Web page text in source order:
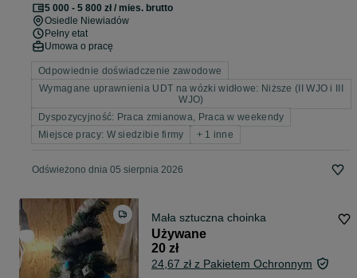
5 000 - 5 800 zł / mies. brutto
Osiedle Niewiadów
Pełny etat
Umowa o pracę
Odpowiednie doświadczenie zawodowe
Wymagane uprawnienia UDT na wózki widłowe: Niższe (II WJO i III
WJO)
Dyspozycyjność: Praca zmianowa, Praca w weekendy
Miejsce pracy: W siedzibie firmy
+ 1 inne
Odświeżono dnia 05 sierpnia 2026
Mała sztuczna choinka
Używane
20 zł
24,67 zł z Pakietem Ochronnym